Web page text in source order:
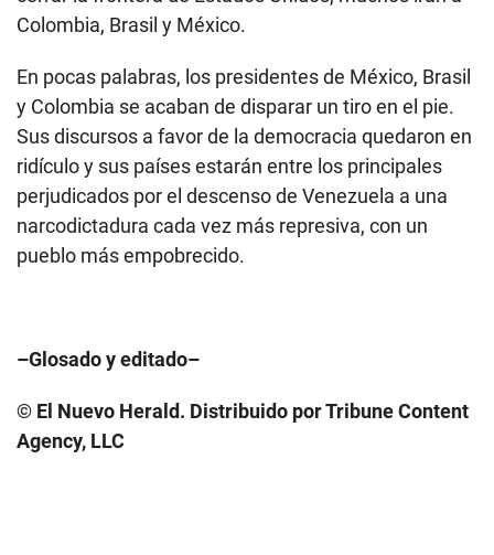
Colombia, Brasil y México.
En pocas palabras, los presidentes de México, Brasil
y Colombia se acaban de disparar un tiro en el pie.
Sus discursos a favor de la democracia quedaron en
ridículo y sus países estarán entre los principales
perjudicados por el descenso de Venezuela a una
narcodictadura cada vez más represiva, con un
pueblo más empobrecido.
–Glosado y editado–
© El Nuevo Herald. Distribuido por Tribune Content
Agency, LLC